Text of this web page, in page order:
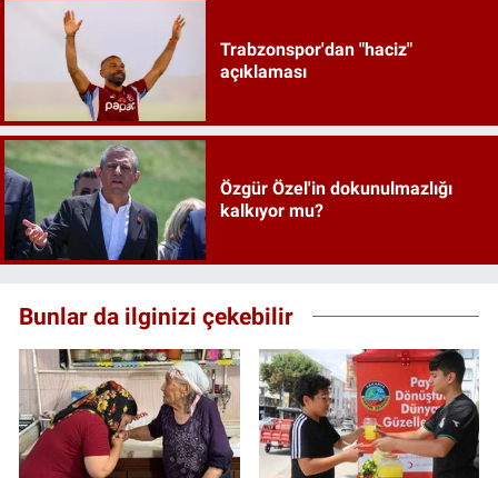
Trabzonspor'dan "haciz"
açıklaması
Özgür Özel'in dokunulmazlığı
kalkıyor mu?
Bunlar da ilginizi çekebilir